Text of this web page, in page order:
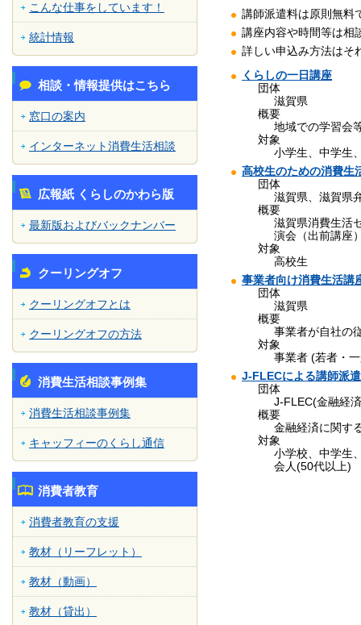
こんな仕事をしています！
統計情報
相談・情報提供はこちら
窓口の案内
インターネット消費生活相談
広報紙 くらしのかわら版
最新版およびバックナンバー
クーリングオフ
クーリングオフとは
クーリングオフの方法
消費生活相談事例集
消費生活相談事例集
キャッフィーのくらし通信
消費者教育
消費者教育の支援
教材（リーフレット）
教材（動画）
教材（貸出）
講師派遣料は原則無料
講座内容や時間等は相
詳しい申込み方法はそ
くらしの一日講座
団体
滋賀県
概要
地域での学習会
対象
小学生、中学生
団体
滋賀県、滋賀県
概要
滋賀県消費生活
演会（出前講座
対象
高校生
事業者向け消費生活講
団体
滋賀県
概要
事業者が自社の
対象
事業者 (若者・
J-FLECによる講師派
団体
J-FLEC(金融経
概要
金融経済に関す
対象
小学校、中学生
会人(50代以上)